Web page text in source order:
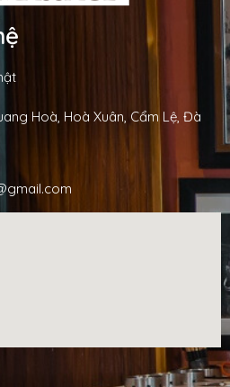
Hoà, Hoà Xuân, Cẩm Lệ, Đà